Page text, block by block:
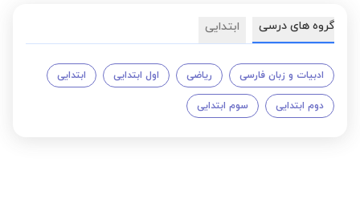
گروه های درسی ابتدایی
ادبیات و زبان فارسی ریاضی اول ابتدایی ابتدایی
دوم ابتدایی سوم ابتدایی